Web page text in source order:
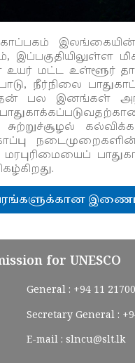
மட்ட உள்ளூர்
நீர்நிலை
பல இனங்கள்
சுற்றுச்சூழல்
நடைமுறைகளின்
for UNESCO
General : +94 11
Secretary General :
E-mail : slncu@slt.lk